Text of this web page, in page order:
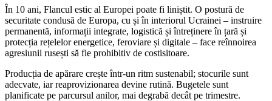
În 10 ani, Flancul estic al Europei poate fi liniștit. O postură de
securitate condusă de Europa, cu și în interiorul Ucrainei – instruire
permanentă, informații integrate, logistică și întreținere în țară și
protecția rețelelor energetice, feroviare și digitale – face reînnoirea
agresiunii rusești să fie prohibitiv de costisitoare.
Producția de apărare crește într-un ritm sustenabil; stocurile sunt
adecvate, iar reaprovizionarea devine rutină. Bugetele sunt
planificate pe parcursul anilor, mai degrabă decât pe trimestre.